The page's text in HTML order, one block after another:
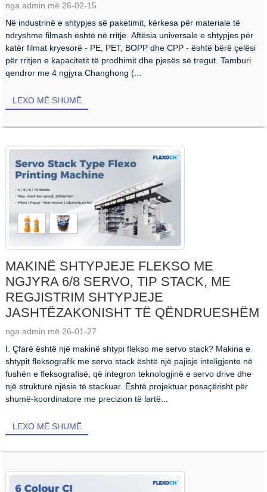
nga admin më 26-02-15
Në industrinë e shtypjes së paketimit, kërkesa për materiale të
ndryshme filmash është në rritje. Aftësia universale e shtypjes për
katër filmat kryesorë - PE, PET, BOPP dhe CPP - është bërë çelësi
për rritjen e kapacitetit të prodhimit dhe pjesës së tregut. Tamburi
qendror me 4 ngjyra Changhong (...
LEXO MË SHUMË
MAKINË SHTYPJEJE FLEKSO ME
NGJYRA 6/8 SERVO, TIP STACK, ME
REGJISTRIM SHTYPJEJE
JASHTËZAKONISHT TË QËNDRUESHËM
nga admin më 26-01-27
I. Çfarë është një makinë shtypi flekso me servo stack? Makina e
shtypit fleksografik me servo stack është një pajisje inteligjente në
fushën e fleksografisë, që integron teknologjinë e servo drive dhe
një strukturë njësie të stackuar. Është projektuar posaçërisht për
shumë-koordinatore me precizion të lartë...
LEXO MË SHUMË